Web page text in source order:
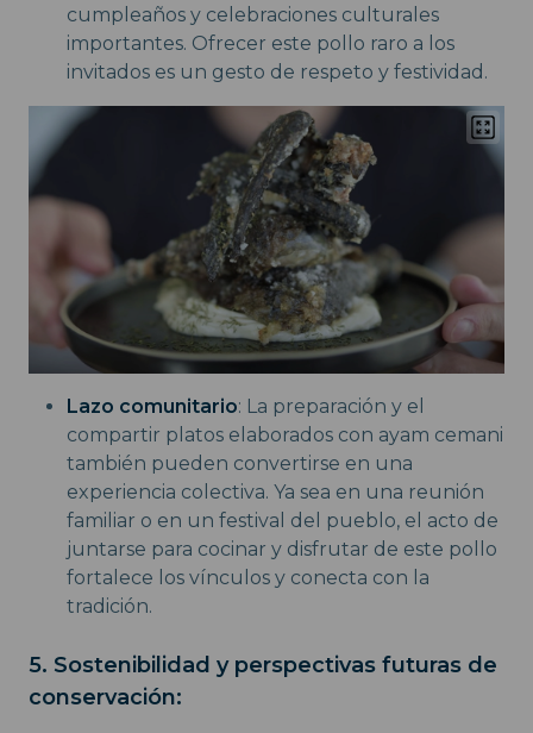
cumpleaños y celebraciones culturales
importantes. Ofrecer este pollo raro a los
invitados es un gesto de respeto y festividad.
Lazo comunitario: La preparación y el
compartir platos elaborados con ayam cemani
también pueden convertirse en una
experiencia colectiva. Ya sea en una reunión
familiar o en un festival del pueblo, el acto de
juntarse para cocinar y disfrutar de este pollo
fortalece los vínculos y conecta con la
tradición.
5. Sostenibilidad y perspectivas futuras de
conservación: